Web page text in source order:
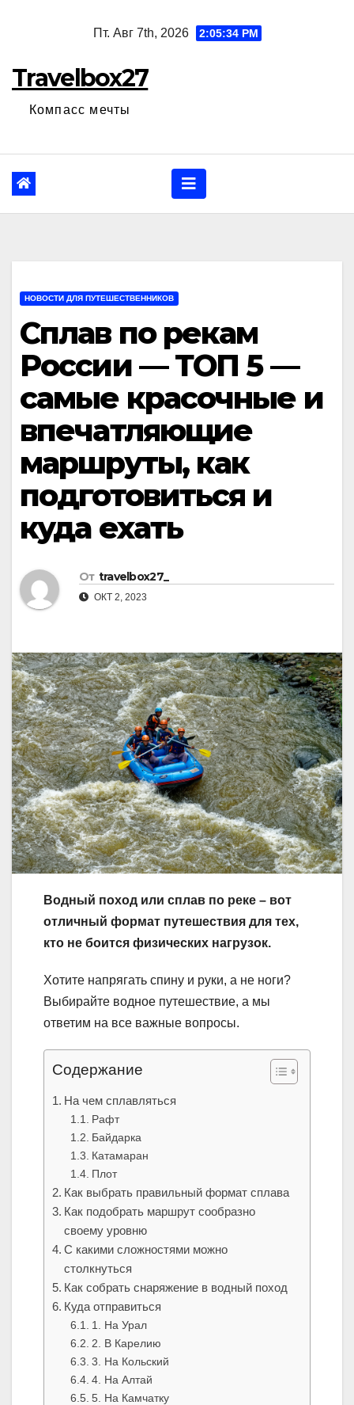
Пт. Авг 7th, 2026 2:05:35 PM
Travelbox27
Компасс мечты
НОВОСТИ ДЛЯ ПУТЕШЕСТВЕННИКОВ
Сплав по рекам
России — ТОП 5 —
самые красочные и
впечатляющие
маршруты, как
подготовиться и
куда ехать
От travelbox27_
ОКТ 2, 2023
Водный поход или сплав по реке – вот
отличный формат путешествия для тех,
кто не боится физических нагрузок.
Хотите напрягать спину и руки, а не ноги?
Выбирайте водное путешествие, а мы
ответим на все важные вопросы.
Содержание
На чем сплавляться
Рафт
Байдарка
Катамаран
Плот
Как выбрать правильный формат сплава
Как подобрать маршрут сообразно
своему уровню
С какими сложностями можно
столкнуться
Как собрать снаряжение в водный поход
Куда отправиться
1. На Урал
2. В Карелию
3. На Кольский
4. На Алтай
5. На Камчатку